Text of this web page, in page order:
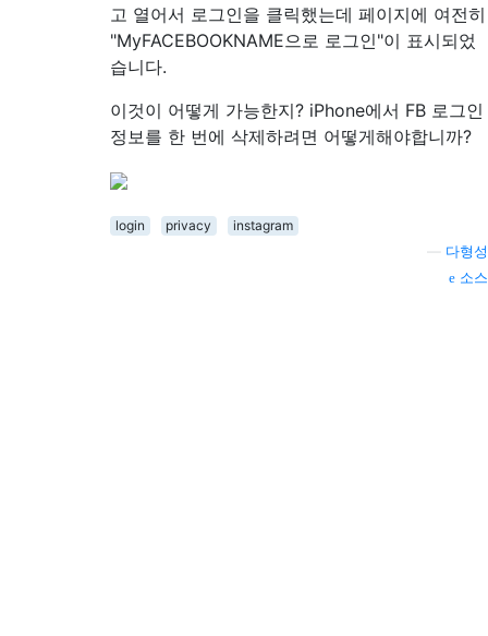
고 열어서 로그인을 클릭했는데 페이지에 여전히
"MyFACEBOOKNAME으로 로그인"이 표시되었
습니다.
이것이 어떻게 가능한지? iPhone에서 FB 로그인
정보를 한 번에 삭제하려면 어떻게해야합니까?
login privacy
instagram
다형성
소스